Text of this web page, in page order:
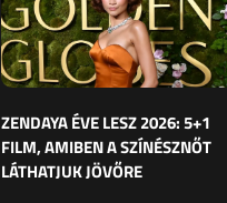
ZENDAYA ÉVE LESZ 2026: 5+1
FILM, AMIBEN A SZÍNÉSZNŐT
LÁTHATJUK JÖVŐRE